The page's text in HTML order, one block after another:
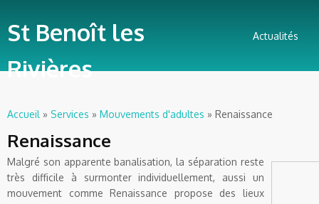
St Benoît les
Rivières
Actualités
Vous êtes ici
Accueil » Services » Mouvements d'adultes » Renaissance
Renaissance
Malgré son apparente banalisation, la séparation reste
très difficile à surmonter individuellement, aussi un
mouvement commeRenaissance propose des lieux